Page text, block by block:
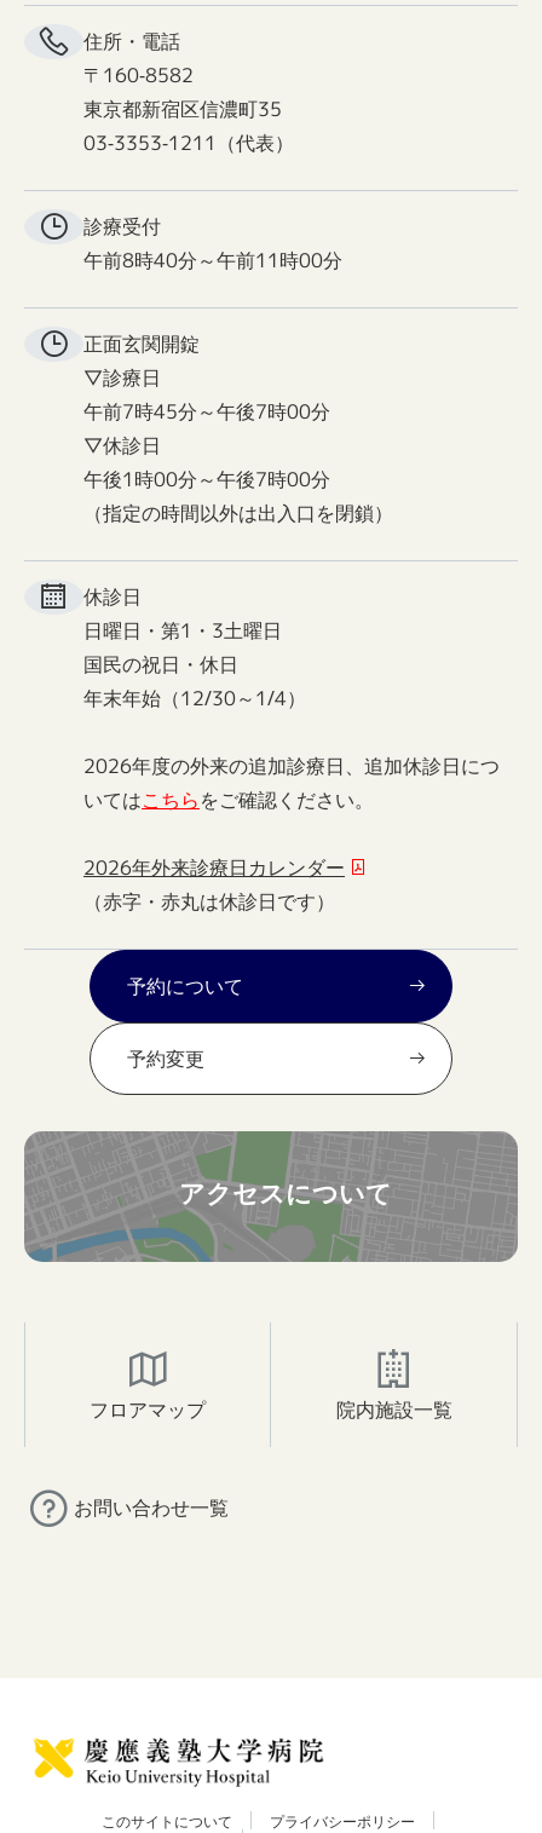
住所・電話
〒160-8582
東京都新宿区信濃町35
03-3353-1211（代表）
診療受付
午前8時40分～午前11時00分
正面玄関開錠
▽診療日
午前7時45分～午後7時00分
▽休診日
午後1時00分～午後7時00分
（指定の時間以外は出入口を閉鎖）
休診日
日曜日・第1・3土曜日
国民の祝日・休日
年末年始（12/30～1/4）
2026年度の外来の追加診療日、追加休診日につ
いてはこちらをご確認ください。
2026年外来診療日カレンダー
（赤字・赤丸は休診日です）
予約について
予約変更
アクセスについて
フロアマップ 院内施設一覧
お問い合わせ一覧
このサイトについて
プライバシーポリシー